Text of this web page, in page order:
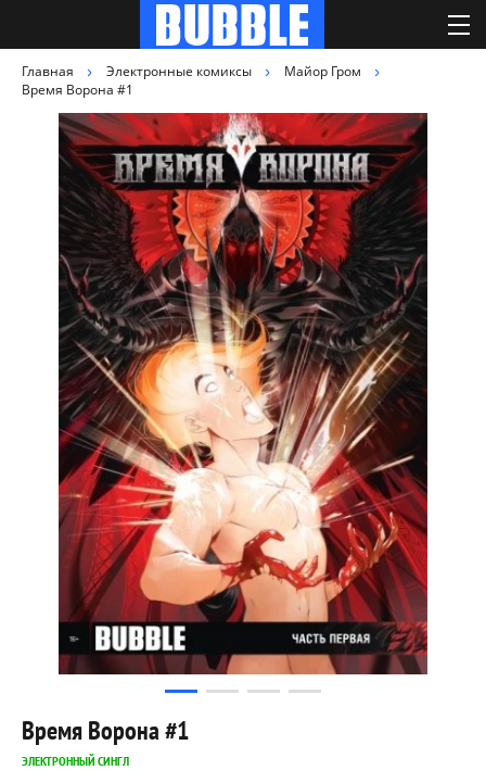
Главная Электронные комиксы
Майор Гром
Время Ворона #1
Время Ворона #1
ЭЛЕКТРОННЫЙ СИНГЛ